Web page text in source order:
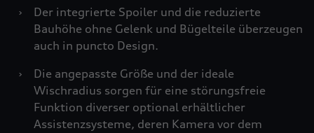
›
Der integrierte Spoiler und die reduzierte
Bauhöhe ohne Gelenk und Bügelteile überzeugen
auch in puncto Design.
›
Die angepasste Größe und der ideale
Wischradius sorgen für eine störungsfreie
Funktion diverser optional erhältlicher
Assistenzsysteme, deren Kamera vor dem